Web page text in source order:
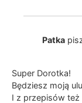
Patka
Super Dorotka!
Będziesz moją
I z przepisów